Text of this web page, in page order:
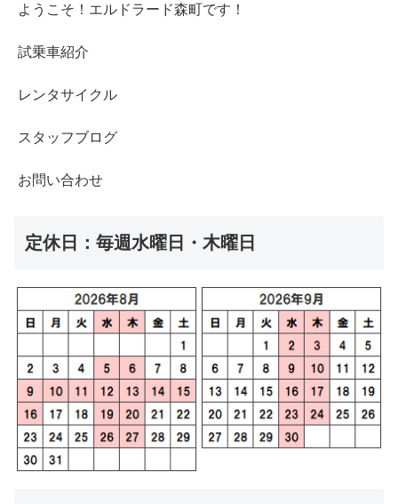
ようこそ！エルドラード森町です！
試乗車紹介
レンタサイクル
スタッフブログ
お問い合わせ
定休日：毎週水曜日・木曜日